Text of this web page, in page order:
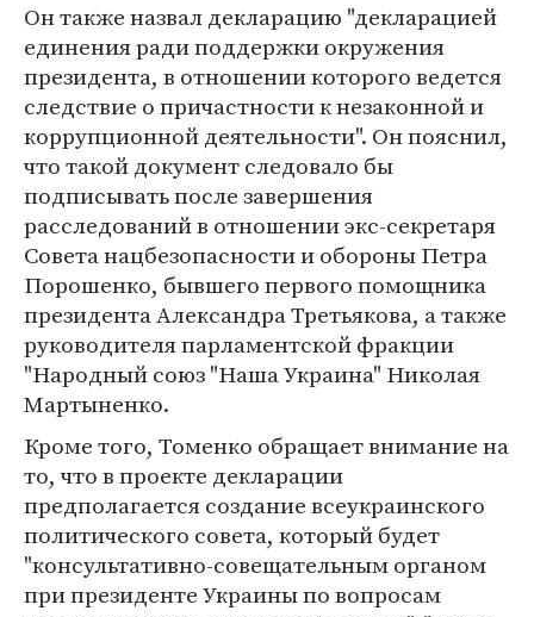
Он также назвал декларацию "декларацией
единения ради поддержки окружения
президента, в отношении которого ведется
следствие о причастности к незаконной и
коррупционной деятельности". Он пояснил,
что такой документ следовало бы
подписывать после завершения
расследований в отношении экс-секретаря
Совета нацбезопасности и обороны Петра
Порошенко, бывшего первого помощника
президента Александра Третьякова, а также
руководителя парламентской фракции
"Народный союз "Наша Украина" Николая
Мартыненко.
Кроме того, Томенко обращает внимание на
то, что в проекте декларации
предполагается создание всеукраинского
политического совета, который будет
"консультативно-совещательным органом
при президенте Украины по вопросам